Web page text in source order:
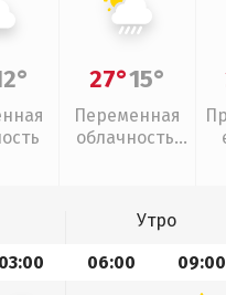
27°15°
Переменная
облачность,
Утро
03:00 06:00 09:00